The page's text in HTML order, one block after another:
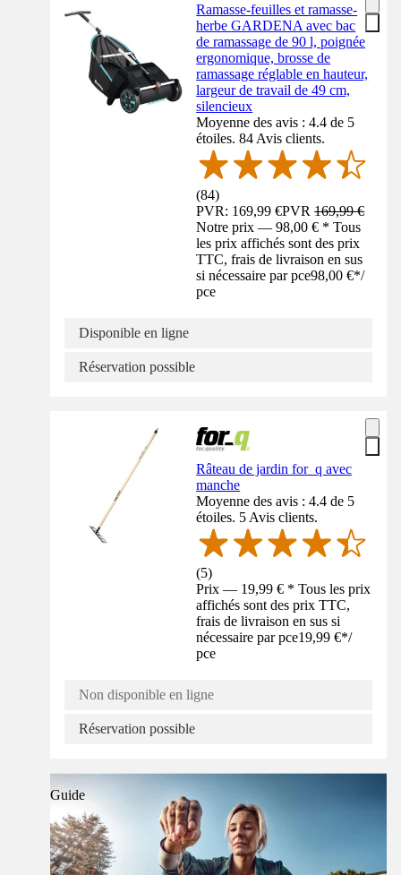
Ramasse-feuilles et ramasse-
herbe GARDENA avec bac
de ramassage de 90 l, poignée
ergonomique, brosse de
ramassage réglable en hauteur,
largeur de travail de 49 cm,
silencieux
Moyenne des avis : 4.4 de 5
étoiles. 84 Avis clients.
(84)
PVR: 169,99 €PVR169,99 €
Notre prix — 98,00 € * Tous
les prix affichés sont des prix
TTC, frais de livraison en sus
si nécessaire par pce98,00 €*/
pce
Disponible en ligne
Réservation possible
Râteau de jardin for_q avec
manche
Moyenne des avis : 4.4 de 5
étoiles. 5 Avis clients.
(5)
Prix — 19,99 € * Tous les prix
affichés sont des prix TTC,
frais de livraison en sus si
nécessaire par pce19,99 €*/
pce
Non disponible en ligne
Réservation possible
Guide